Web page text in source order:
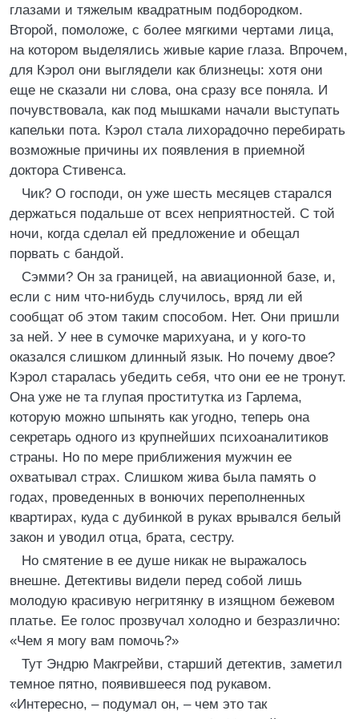
глазами и тяжелым квадратным подбородком.
Второй, помоложе, с более мягкими чертами лица,
на котором выделялись живые карие глаза. Впрочем,
для Кэрол они выглядели как близнецы: хотя они
еще не сказали ни слова, она сразу все поняла. И
почувствовала, как под мышками начали выступать
капельки пота. Кэрол стала лихорадочно перебирать
возможные причины их появления в приемной
доктора Стивенса.
Чик? О господи, он уже шесть месяцев старался
держаться подальше от всех неприятностей. С той
ночи, когда сделал ей предложение и обещал
порвать с бандой.
Сэмми? Он за границей, на авиационной базе, и,
если с ним что-нибудь случилось, вряд ли ей
сообщат об этом таким способом. Нет. Они пришли
за ней. У нее в сумочке марихуана, и у кого-то
оказался слишком длинный язык. Но почему двое?
Кэрол старалась убедить себя, что они ее не тронут.
Она уже не та глупая проститутка из Гарлема,
которую можно шпынять как угодно, теперь она
секретарь одного из крупнейших психоаналитиков
страны. Но по мере приближения мужчин ее
охватывал страх. Слишком жива была память о
годах, проведенных в вонючих переполненных
квартирах, куда с дубинкой в руках врывался белый
закон и уводил отца, брата, сестру.
Но смятение в ее душе никак не выражалось
внешне. Детективы видели перед собой лишь
молодую красивую негритянку в изящном бежевом
платье. Ее голос прозвучал холодно и безразлично:
«Чем я могу вам помочь?»
Тут Эндрю Макгрейви, старший детектив, заметил
темное пятно, появившееся под рукавом.
«Интересно, – подумал он, – чем это так